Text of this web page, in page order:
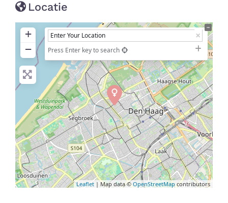
Locatie
+
−
Press Enter key to search
Leaflet | Map data ©OpenStreetMapcontributors